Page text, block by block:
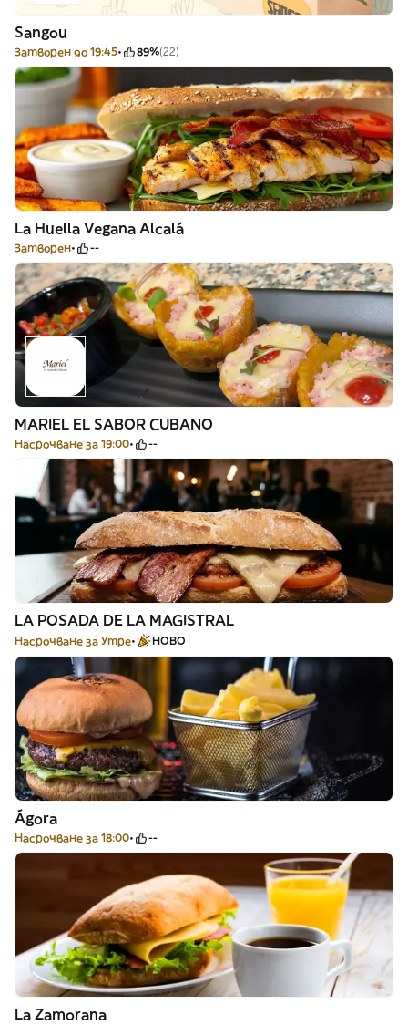
Sangou
Затворен до 19:45 89%(22)
La Huella Vegana Alcalá
Затворен --
MARIEL EL SABOR CUBANO
Насрочване за 19:00 --
LA POSADA DE LA MAGISTRAL
Насрочване за Утре НОВО
Ágora
Насрочване за 18:00 --
La Zamorana